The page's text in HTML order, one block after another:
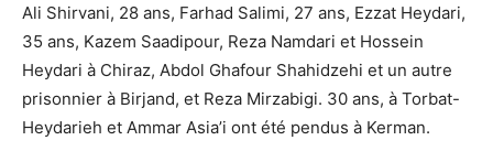
Ali Shirvani, 28 ans, Farhad Salimi, 27 ans, Ezzat Heydari,
35 ans, Kazem Saadipour, Reza Namdari et Hossein
Heydari à Chiraz, Abdol Ghafour Shahidzehi et un autre
prisonnier à Birjand, et Reza Mirzabigi. 30 ans, à Torbat-
Heydarieh et Ammar Asia’i ont été pendus à Kerman.